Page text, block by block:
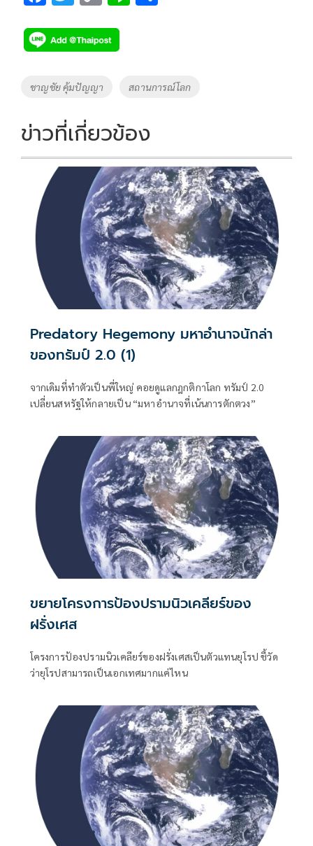
e
b
o
k
tt
er
p
y
Li
k
Tags
ชาญชัย คุ้มปัญญา สถานการณ์โลก
ข่าวที่เกี่ยวข้อง
Predatory Hegemony มหาอำนาจนักล่า
ของทรัมป์ 2.0 (1)
จากเดิมที่ทำตัวเป็นพี่ใหญ่ คอยดูแลกฎกติกาโลก ทรัมป์ 2.0
เปลี่ยนสหรัฐให้กลายเป็น “มหาอำนาจที่เน้นการตักตวง”
ขยายโครงการป้องปรามนิวเคลียร์ของ
ฝรั่งเศส
โครงการป้องปรามนิวเคลียร์ของฝรั่งเศสเป็นตัวแทนยุโรป ชี้วัด
ว่ายุโรปสามารถเป็นเอกเทศมากแค่ไหน